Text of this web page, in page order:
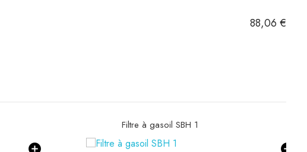
88,06 €
Filtre hydraulique SH53051